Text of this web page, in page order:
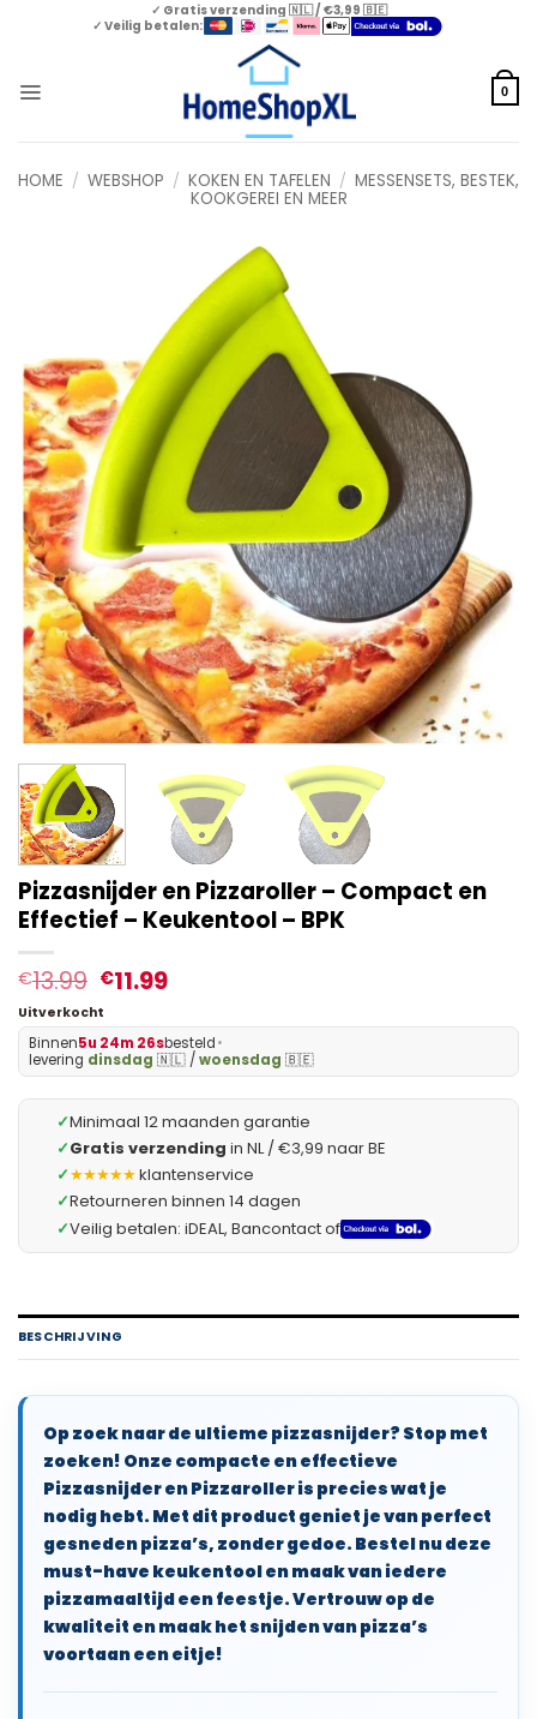
✓ Gratis verzending 🇳🇱 / €3,99 🇧🇪
✓ Veilig betalen:
0
HOME / WEBSHOP / KOKEN EN TAFELEN / MESSENSETS, BESTEK,
KOOKGEREI EN MEER
Pizzasnijder en Pizzaroller – Compact en
Effectief – Keukentool – BPK
€13.99 €11.99
Uitverkocht
Binnen5u 24m 26sbesteld•
levering dinsdag 🇳🇱 /woensdag 🇧🇪
✓Minimaal 12 maanden garantie
✓Gratis verzending in NL / €3,99 naar BE
✓★★★★★klantenservice
✓Retourneren binnen 14 dagen
✓Veilig betalen: iDEAL, Bancontact of
BESCHRIJVING
Op zoek naar de ultieme pizzasnijder? Stop met
zoeken! Onze compacte en effectieve
Pizzasnijder en Pizzaroller is precies wat je
nodig hebt. Met dit product geniet je van perfect
gesneden pizza’s, zonder gedoe. Bestel nu deze
must-have keukentool en maak van iedere
pizzamaaltijd een feestje. Vertrouw op de
kwaliteit en maak het snijden van pizza’s
voortaan een eitje!